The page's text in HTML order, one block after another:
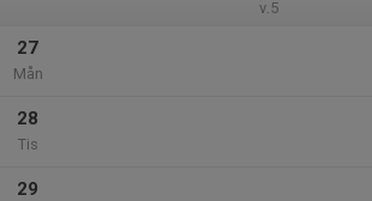
v.5
27
Mån
28
Tis
29